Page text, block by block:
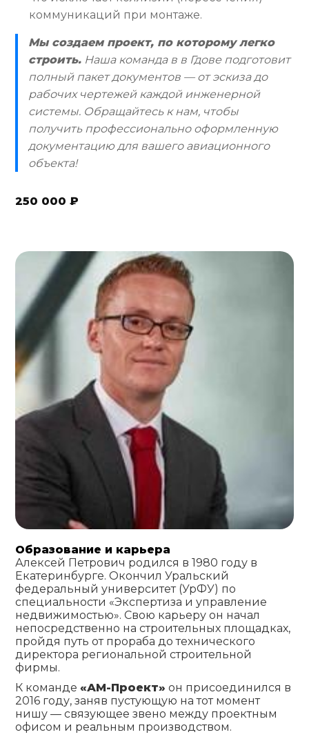
коммуникаций при монтаже.
Мы создаем проект, по которому легко
строить. Наша команда в в Гдове подготовит
полный пакет документов — от эскиза до
рабочих чертежей каждой инженерной
системы. Обращайтесь к нам, чтобы
получить профессионально оформленную
документацию для вашего авиационного
объекта!
250 000 ₽
Образование и карьера
Алексей Петрович родился в 1980 году в
Екатеринбурге. Окончил Уральский
федеральный университет (УрФУ) по
специальности «Экспертиза и управление
недвижимостью». Свою карьеру он начал
непосредственно на строительных площадках,
пройдя путь от прораба до технического
директора региональной строительной
фирмы.
К команде«АМ-Проект» он присоединился в
2016 году, заняв пустующую на тот момент
нишу — связующее звено между проектным
офисом и реальным производством.